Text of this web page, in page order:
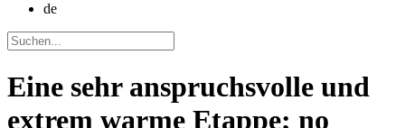
de
Eine sehr anspruchsvolle und
extrem warme Etappe; no